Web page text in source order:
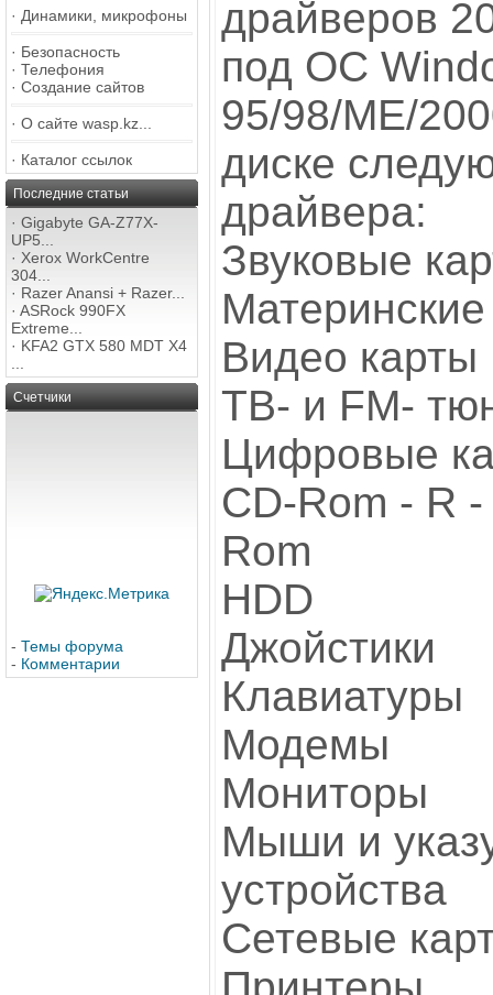
· Динамики, микрофоны
· Безопасность
· Телефония
· Создание сайтов
· О сайте wasp.kz...
· Каталог ссылок
Последние статьи
· Gigabyte GA-Z77X-
UP5...
· Xerox WorkCentre
304...
· Razer Anansi + Razer...
· ASRock 990FX
Extreme...
· KFA2 GTX 580 MDT X4
Счетчики
- Темы форума
- Комментарии
драйверов
под ОС
95/98/ME/
диске
драйвера:
Звуковые
Видео карты
ТВ- и FM-
Цифровые
CD-Rom - R
Rom
HDD
Джойстики
Клавиатуры
Модемы
Мониторы
Мыши и
устройства
Сетевые